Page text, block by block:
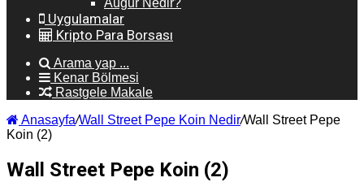
Augur Nedir?
Uygulamalar
Kripto Para Borsası
Arama yap ...
Kenar Bölmesi
Rastgele Makale
Anasayfa/Wall Street Pepe Koin Nedir/Wall Street Pepe
Koin (2)
Wall Street Pepe Koin (2)